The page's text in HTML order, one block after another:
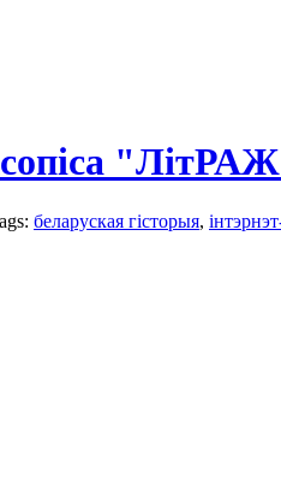
беларуская гісторыя,